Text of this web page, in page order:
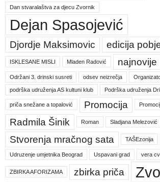
Dan stvaralaštva za djecu Zvornik
Dejan Spasojević
Djordje Maksimovic edicija
ISKLESANE MISLI Mladen Radović najnovije
Održani 3. drinski susreti odsev neizrečja
podrška udruženja AS kultuni klub Podrška udruženja
priča snežane a topalović Promocija
Radmila Šinik Roman Sladjana Melezović
Stvorenja mračnog sata TAŠEzonija
Udruzenje umjetnika Beograd Uspavani grad vera
ZBIRKA AFORIZAMA zbirka priča